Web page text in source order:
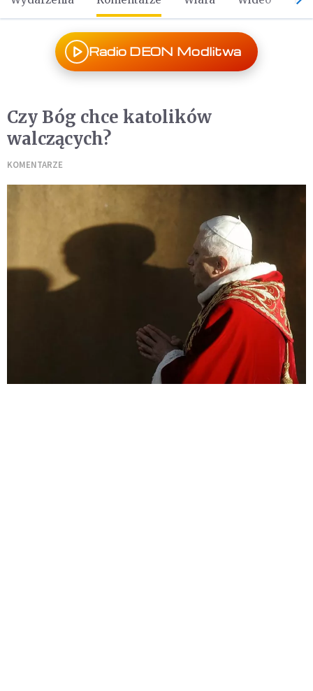
Radio DEON Modlitwa
Czy Bóg chce katolików
walczących?
KOMENTARZE